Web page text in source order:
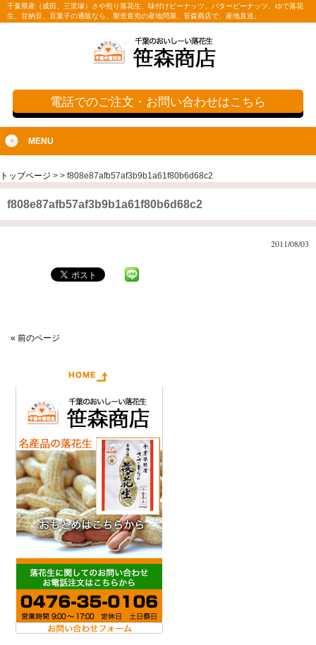
千葉県産（成田、三里塚）さや煎り落花生、味付けピーナッツ、バターピーナッツ、ゆで落花
生、甘納豆、豆菓子の通販なら、製造直売の産地問屋、笹森商店で、産地直送。
電話でのご注文・お問い合わせはこちら
MENU
トップページ > > f808e87afb57af3b9b1a61f80b6d68c2
f808e87afb57af3b9b1a61f80b6d68c2
2011/08/03
« 前のページ